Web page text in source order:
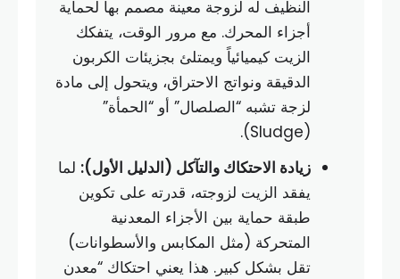
النظيف له لزوجة معينة مصمم بها لحماية
أجزاء المحرك. مع مرور الوقت، يتفكك
الزيت كيميائياً ويمتلئ بجزيئات الكربون
الدقيقة ونواتج الاحتراق، ويتحول إلى مادة
لزجة تشبه “الصلصال” أو “الحمأة”
(Sludge).
زيادة الاحتكاك والتآكل (الدليل الأول): لما
يفقد الزيت لزوجته، قدرته على تكوين
طبقة حماية بين الأجزاء المعدنية
المتحركة (مثل المكابس والأسطوانات)
تقل بشكل كبير. هذا يعني احتكاك “معدن